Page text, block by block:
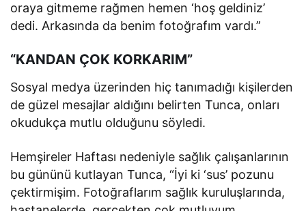
oraya gitmeme rağmen hemen ‘hoş geldiniz’
dedi. Arkasında da benim fotoğrafım vardı.”
“KANDAN ÇOK KORKARIM”
Sosyal medya üzerinden hiç tanımadığı kişilerden
de güzel mesajlar aldığını belirten Tunca, onları
okudukça mutlu olduğunu söyledi.
Hemşireler Haftası nedeniyle sağlık çalışanlarının
bu gününü kutlayan Tunca, “İyi ki ‘sus’ pozunu
çektirmişim. Fotoğraflarım sağlık kuruluşlarında,